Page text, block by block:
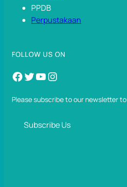
PPDB
Perpustakaan
FOLLOW US ON
Facebook Twitter YouTube Instagram
Please subscribe to our newsletter
Subscribe Us